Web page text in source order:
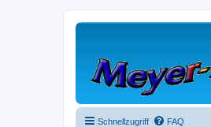
Schnellzugriff FAQ